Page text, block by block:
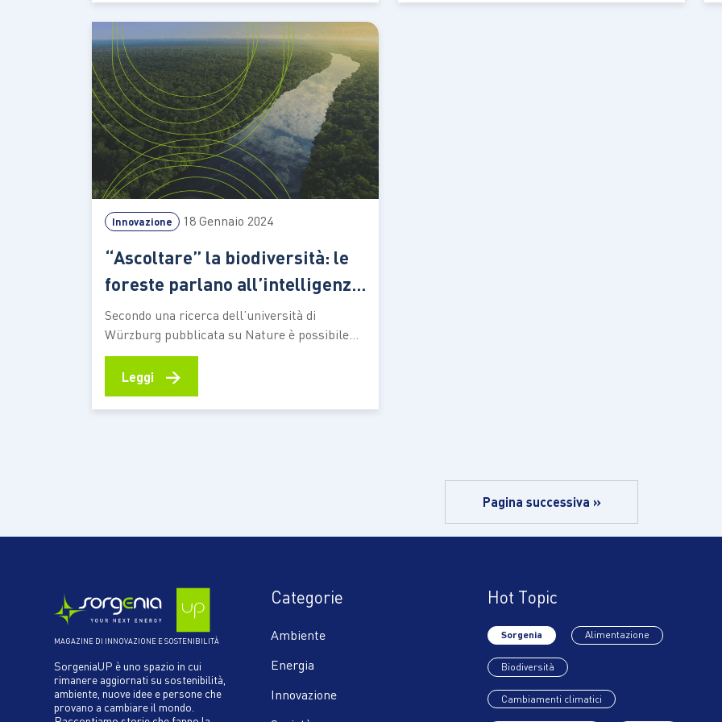
Italia Dare alle aziende – che si tratti di
banche,…
Questo rapporto nasce con l’obiettivo di
Innovazione 18 Gennaio 2024
“Ascoltare” la biodiversità: le
foreste parlano all’intelligenza
artificiale
Secondo una ricerca dell’università di
Würzburg pubblicata su Nature è possibile
monitorare lo stato delle riforestazioni
campionando e analizzando i suoni che
studio realizzato in Ecuador, Jörg Müller:
Leggi →
Pagina successiva »
MAGAZINE DI INNOVAZIONE E SOSTENIBILITÀ
SorgeniaUP è uno spazio in cui
rimanere aggiornati su sostenibilità,
ambiente, nuove idee e persone che
provano a cambiare il mondo.
Categorie
Ambiente
Energia
Innovazione
Hot Topic
Sorgenia Alimentazione
Biodiversità
Cambiamenti climatici